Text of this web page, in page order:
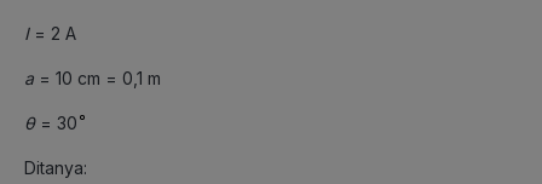
I= 2 A
a = 10 cm = 0,1 m
θ= 30
Ditanya: